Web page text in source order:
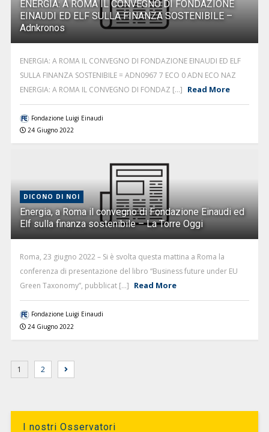
ENERGIA: A ROMA IL CONVEGNO DI FONDAZIONE
EINAUDI ED ELF SULLA FINANZA SOSTENIBILE –
Adnkronos
ENERGIA: A ROMA IL CONVEGNO DI FONDAZIONE EINAUDI ED ELF
SULLA FINANZA SOSTENIBILE = ADN0967 7 ECO 0 ADN ECO NAZ
ENERGIA: A ROMA IL CONVEGNO DI FONDAZ [...] Read More
Fondazione Luigi Einaudi
24 Giugno 2022
DICONO DI NOI
Energia, a Roma il convegno di Fondazione Einaudi ed
Elf sulla finanza sostenibile – La Torre Oggi
Roma, 23 giugno 2022 – Si è svolta questa mattina a Roma la
conferenza di presentazione del libro “Business future under EU
Green Taxonomy”, pubblicat [...] Read More
Fondazione Luigi Einaudi
24 Giugno 2022
1 2
I nostri Osservatori